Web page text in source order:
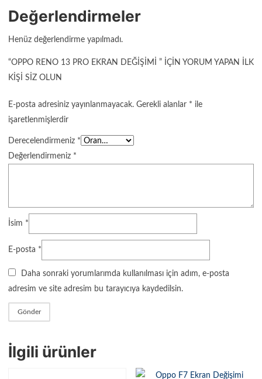
Değerlendirmeler
Henüz değerlendirme yapılmadı.
“OPPO RENO 13 PRO EKRAN DEĞIŞIMI ” IÇIN YORUM YAPAN ILK
KIŞI SIZ OLUN
E-posta adresiniz yayınlanmayacak. Gerekli alanlar * ile
işaretlenmişlerdir
Derecelendirmeniz *
Değerlendirmeniz *
İsim *
E-posta *
Daha sonraki yorumlarımda kullanılması için adım, e-posta
adresim ve site adresim bu tarayıcıya kaydedilsin.
İlgili ürünler